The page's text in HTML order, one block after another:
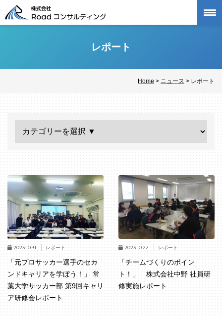
Skip
to
レポート
Home > ニュース > レポート
2023.10.31 レポート
「元プロサッカー選手のセカ
ンドキャリアを学ぼう！」 常
葉大学サッカー部 第9回キャリ
ア研修会レポート
2023.10.22 レポート
「チームづくりのポイン
ト！」 株式会社中野 社員研
修実施レポート